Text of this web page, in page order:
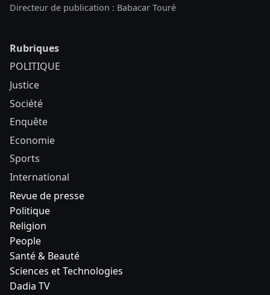
Directeur de publication : Babacar Touré
Rubriques
POLITIQUE
Justice
Société
Enquête
Economie
Sports
International
Revue de presse
Politique
Religion
People
Santé & Beauté
Sciences et Technologies
Dadia TV